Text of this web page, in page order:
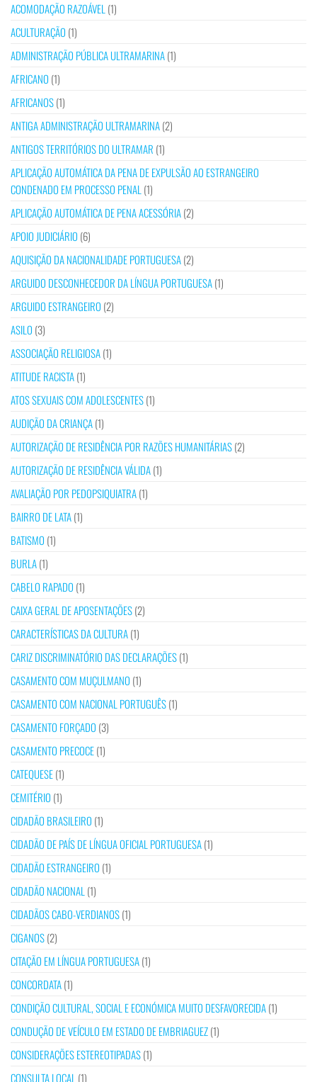
ACOMODAÇÃO RAZOÁVEL (1)
ACULTURAÇÃO (1)
ADMINISTRAÇÃO PÚBLICA ULTRAMARINA(1)
AFRICANO (1)
AFRICANOS(1)
ANTIGA ADMINISTRAÇÃO ULTRAMARINA(2)
ANTIGOS TERRITÓRIOS DO ULTRAMAR (1)
APLICAÇÃO AUTOMÁTICA DA PENA DE EXPULSÃO AO ESTRANGEIRO
CONDENADO EM PROCESSO PENAL (1)
APLICAÇÃO AUTOMÁTICA DE PENA ACESSÓRIA(2)
APOIO JUDICIÁRIO (6)
AQUISIÇÃO DA NACIONALIDADE PORTUGUESA(2)
ARGUIDO DESCONHECEDOR DA LÍNGUA PORTUGUESA(1)
ARGUIDO ESTRANGEIRO (2)
ASILO (3)
ASSOCIAÇÃO RELIGIOSA(1)
ATITUDE RACISTA(1)
ATOS SEXUAIS COM ADOLESCENTES(1)
AUDIÇÃO DA CRIANÇA(1)
AUTORIZAÇÃO DE RESIDÊNCIA POR RAZÕES HUMANITÁRIAS(2)
AUTORIZAÇÃO DE RESIDÊNCIA VÁLIDA(1)
AVALIAÇÃO POR PEDOPSIQUIATRA(1)
BAIRRO DE LATA(1)
BATISMO (1)
BURLA(1)
CABELO RAPADO (1)
CAIXA GERAL DE APOSENTAÇÕES(2)
CARACTERÍSTICAS DA CULTURA(1)
CARIZ DISCRIMINATÓRIO DAS DECLARAÇÕES(1)
CASAMENTO COM MUÇULMANO (1)
CASAMENTO COM NACIONAL PORTUGUÊS(1)
CASAMENTO FORÇADO (3)
CASAMENTO PRECOCE(1)
CATEQUESE(1)
CEMITÉRIO (1)
CIDADÃO BRASILEIRO (1)
CIDADÃO DE PAÍS DE LÍNGUA OFICIAL PORTUGUESA(1)
CIDADÃO ESTRANGEIRO (1)
CIDADÃO NACIONAL (1)
CIDADÃOS CABO-VERDIANOS(1)
CIGANOS(2)
CITAÇÃO EM LÍNGUA PORTUGUESA(1)
CONCORDATA(1)
CONDIÇÃO CULTURAL, SOCIAL E ECONÓMICA MUITO DESFAVORECIDA(1)
CONDUÇÃO DE VEÍCULO EM ESTADO DE EMBRIAGUEZ(1)
CONSIDERAÇÕES ESTEREOTIPADAS(1)
CONSULTA LOCAL (1)